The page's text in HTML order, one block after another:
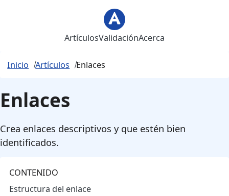
Saltar al contenido principal
ArtículosValidaciónAcerca
Inicio Artículos Enlaces
Enlaces
Crea enlaces descriptivos y que estén bien
identificados.
CONTENIDO
Estructura del enlace